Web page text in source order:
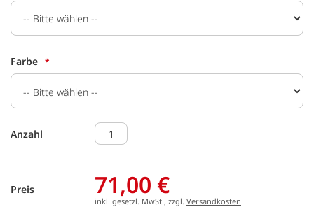
Farbe
Anzahl
Preis 71,00 €
inkl. gesetzl. MwSt., zzgl. Versandkosten